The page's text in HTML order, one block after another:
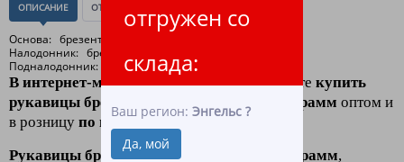
отгружен со
склада:
Ваш регион:Энгельс ?
Да, мой
ОПИСАНИЕ ОТЗЫВЫ
Основа: брезент пл. 460 (арт.11255)
Налодонник: брезент пл. 460 (арт.11255)
Подналодонник: нет
В интернет-магазине ЛидерТексвы можете купить
рукавицы брезентовые плотностью 460 грамм оптом и
в розницу по низким ценам.
Рукавицы брезентовые плотностью 460 грамм,